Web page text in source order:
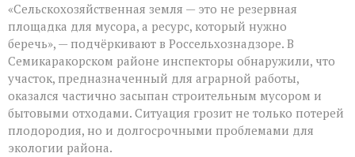
не
должна
превращаться
в
свалку»:
в
Семикаракорском
районе
захламили
сельхозугодья
«Сельскохозяйственная земля — это не резервная
площадка для мусора, а ресурс, который нужно
беречь», — подчёркивают в Россельхознадзоре. В
Семикаракорском районе инспекторы обнаружили, что
участок, предназначенный для аграрной работы,
оказался частично засыпан строительным мусором и
бытовыми отходами. Ситуация грозит не только потерей
плодородия, но и долгосрочными проблемами для
экологии района.